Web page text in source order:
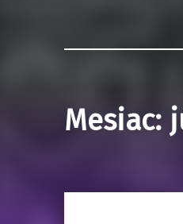
Mesiac: